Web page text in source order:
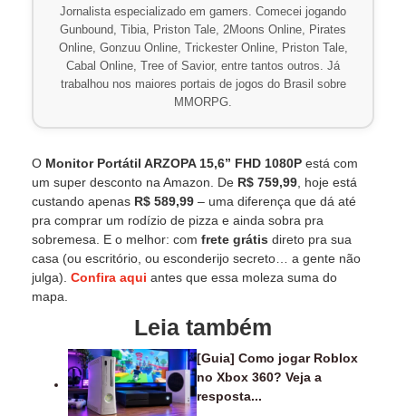
Jornalista especializado em gamers. Comecei jogando
Gunbound, Tibia, Priston Tale, 2Moons Online, Pirates
Online, Gonzuu Online, Trickester Online, Priston Tale,
Cabal Online, Tree of Savior, entre tantos outros. Já
trabalhou nos maiores portais de jogos do Brasil sobre
MMORPG.
O Monitor Portátil ARZOPA 15,6” FHD 1080P está com
um super desconto na Amazon. De R$ 759,99 , hoje está
custando apenas R$ 589,99 – uma diferença que dá até
pra comprar um rodízio de pizza e ainda sobra pra
sobremesa. E o melhor: com frete grátis direto pra sua
casa (ou escritório, ou esconderijo secreto… a gente não
julga). Confira aqui antes que essa moleza suma do
mapa.
Leia também
[Guia] Como jogar Roblox
no Xbox 360? Veja a
resposta...